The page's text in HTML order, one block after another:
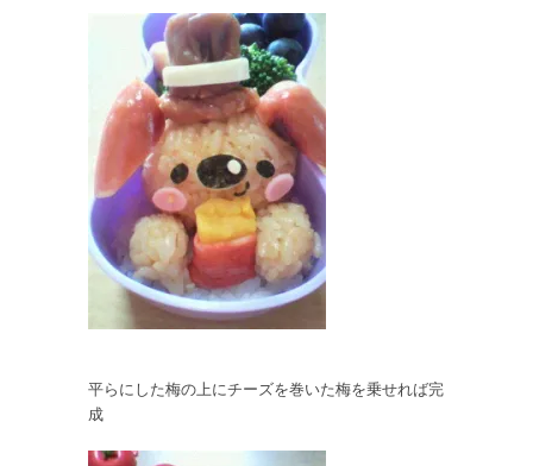
平らにした梅の上にチーズを巻いた梅を乗せれば完
成